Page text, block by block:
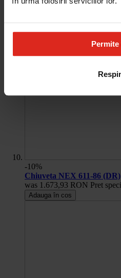
Permite
-10%
Chiuveta NEX 611-86 (DR)
was 1.673,93 RON Pret
Adauga în cos